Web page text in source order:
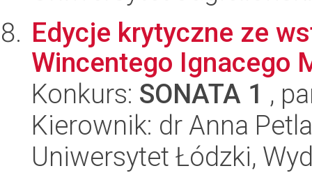
Edycje krytyczne ze
Wincentego Ignacego
Konkurs: SONATA 1 ,
Kierownik: dr Anna
Uniwersytet Łódzki,